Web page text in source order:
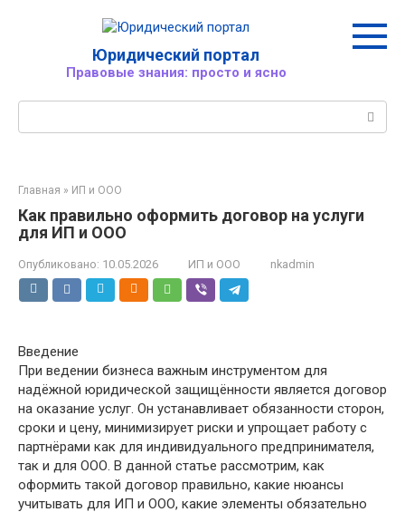
Юридический портал
Правовые знания: просто и ясно
Главная » ИП и ООО
Как правильно оформить договор на услуги
для ИП и ООО
Опубликовано: 10.05.2026 ИП и ООО nkadmin
Введение
При ведении бизнеса важным инструментом для
надёжной юридической защищённости является договор
на оказание услуг. Он устанавливает обязанности сторон,
сроки и цену, минимизирует риски и упрощает работу с
партнёрами как для индивидуального предпринимателя,
так и для ООО. В данной статье рассмотрим, как
оформить такой договор правильно, какие нюансы
учитывать для ИП и ООО, какие элементы обязательно